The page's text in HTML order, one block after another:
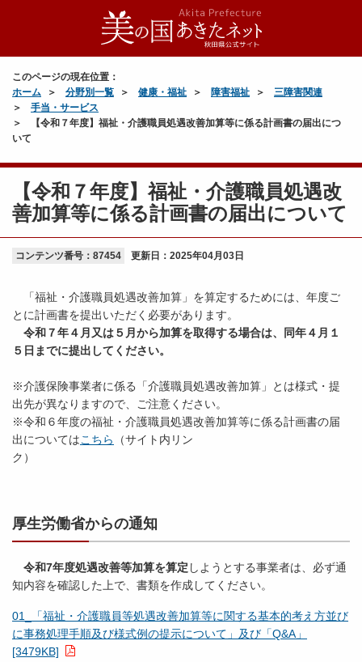
このページの現在位置：
ホーム
分野別一覧 健康・福祉 障害福祉
三障害関連
手当・サービス
【令和７年度】福祉・介護職員処遇改善加算等に係る計画書の届出につ
いて
【令和７年度】福祉・介護職員処遇改
善加算等に係る計画書の届出について
コンテンツ番号：87454 更新日： 2025年04月03日
「福祉・介護職員処遇改善加算」を算定するためには、年度ご
とに計画書を提出いただく必要があります。
令和７年４月又は５月から加算を取得する場合は、同年４月１
５日までに提出してください。
※介護保険事業者に係る「介護職員処遇改善加算」とは様式・提
出先が異なりますので、ご注意ください。
※令和６年度の福祉・介護職員処遇改善加算等に係る計画書の届
出についてはこちら
（サイト内リン
ク
厚生労働省からの通知
令和7年度処遇改善等加算を算定 しようとする事業者は、必ず通
知内容を確認した上で、書類を作成してください。
01_「福祉・介護職員等処遇改善加算等に関する基本的考え方並び
に事務処理手順及び様式例の提示について」及び「Q&A」
[3479KB]